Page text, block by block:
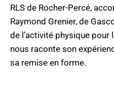
RLS de Rocher-Percé,
Raymond Grenier, de
de l’activité physique pour
nous raconte son
sa remise en forme.